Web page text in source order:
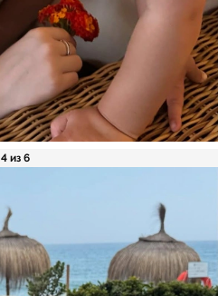
4 из 6